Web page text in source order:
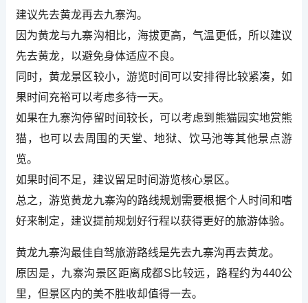
建议先去黄龙再去九寨沟。
因为黄龙与九寨沟相比，海拔更高，气温更低，所以建议
先去黄龙，以避免身体适应不良。
同时，黄龙景区较小，游览时间可以安排得比较紧凑，如
果时间充裕可以考虑多待一天。
如果在九寨沟停留时间较长，可以考虑到熊猫园实地赏熊
猫，也可以去周围的天堂、地狱、饮马池等其他景点游
览。
如果时间不足，建议留足时间游览核心景区。
总之，游览黄龙九寨沟的路线规划需要根据个人时间和嗜
好来制定，建议提前规划好行程以获得更好的旅游体验。
黄龙九寨沟最佳自驾旅游路线是先去九寨沟再去黄龙。
原因是，九寨沟景区距离成都S比较远，路程约为440公
里，但景区内的美不胜收却值得一去。